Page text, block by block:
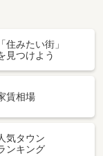
「住みたい街」
見つけよう
賃相場
気タウン
ンキング